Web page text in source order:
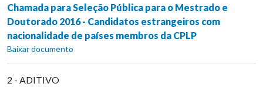
Chamada para Seleção Pública para o Mestrado e
Doutorado 2016 - Candidatos estrangeiros com
nacionalidade de países membros da CPLP
Baixar documento
2 - ADITIVO